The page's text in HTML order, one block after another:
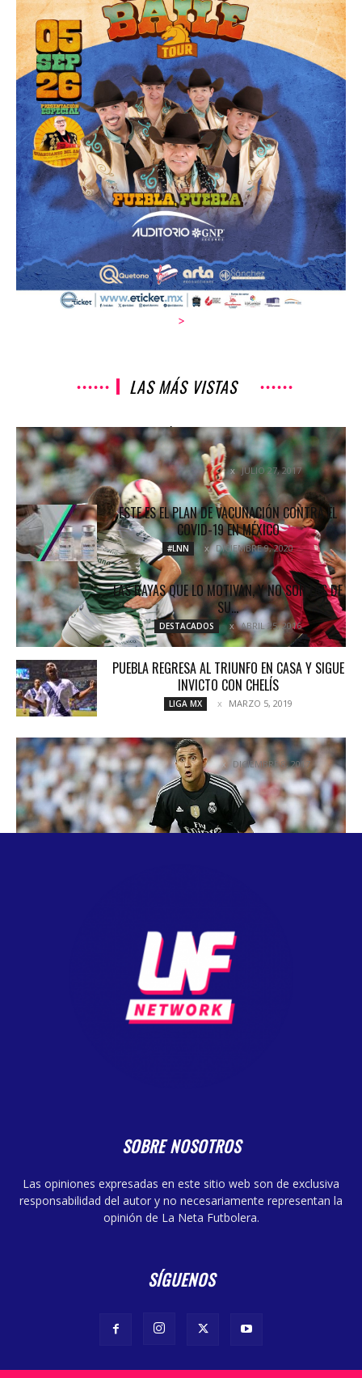
>
LAS MÁS VISTAS
CAMPEÓN DOBLEGADO EN TERRITORIO
SANTISTA
COLUMNETAS JULIO 27, 2017
ESTE ES EL PLAN DE VACUNACIÓN CONTRA EL
COVID-19 EN MÉXICO
#LNN DICIEMBRE 9, 2020
LAS RAYAS QUE LO MOTIVAN, Y NO SON LAS DE
SU...
DESTACADOS ABRIL 25, 2016
PUEBLA REGRESA AL TRIUNFO EN CASA Y SIGUE
INVICTO CON CHELÍS
LIGA MX MARZO 5, 2019
LAS NETAS DE KEYLOR NAVAS
COLUMNETAS DICIEMBRE 8, 2017
SOBRE NOSOTROS
Las opiniones expresadas en este sitio web son de exclusiva
responsabilidad del autor y no necesariamente representan la
opinión de La Neta Futbolera.
SÍGUENOS